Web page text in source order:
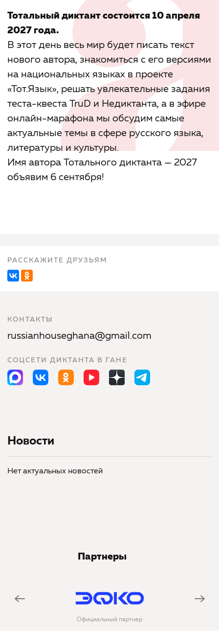
Тотальный диктант состоится 10 апреля
2027 года.
В этот день весь мир будет писать текст
нового автора, знакомиться с его версиями
на национальных языках в проекте
«Тот.Язык», решать увлекательные задания
теста-квеста TruD и Недиктанта, а в эфире
онлайн-марафона мы обсудим самые
актуальные темы в сфере русского языка,
литературы и культуры.
Имя автора Тотального диктанта — 2027
объявим 6 сентября!
РАССКАЖИТЕ ДРУЗЬЯМ
КОНТАКТЫ
russianhouseghana@gmail.com
СОЦСЕТИ ДИКТАНТА В ГАНЕ
Новости
Нет актуальных новостей
Партнеры
Официальный партнер